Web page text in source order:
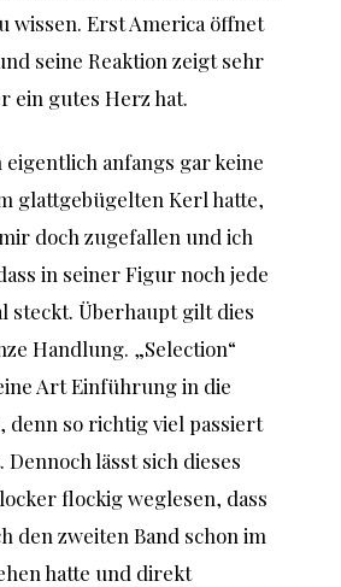
wissen. Erst America öffnet
seine Reaktion zeigt sehr
ein gutes Herz hat.
eigentlich anfangs gar keine
glattgebügelten Kerl hatte,
doch zugefallen und ich
in seiner Figur noch jede
steckt. Überhaupt gilt dies
Handlung. „Selection“
Art Einführung in die
denn so richtig viel passiert
lässt sich dieses
flockig weglesen, dass
den zweiten Band schon im
hatte und direkt